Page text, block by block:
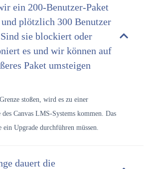
ein 200-Benutzer-Paket
plötzlich 300 Benutzer
sie blockiert oder
es und wir können auf
Paket umsteigen
stoßen, wird es zu einer
des Canvas LMS-Systems kommen. Das
ein Upgrade durchführen müssen.
dauert die